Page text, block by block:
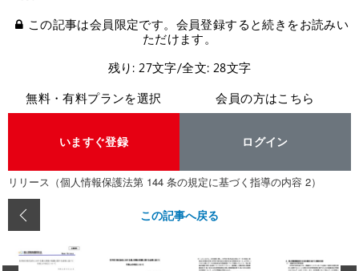
この記事は会員限定です。会員登録すると続きをお読みい
ただけます。
残り: 27文字/全文: 28文字
無料・有料プランを選択
いますぐ登録
会員の方はこちら
ログイン
リリース（個人情報保護法第 144 条の規定に基づく指導の内容 2）
この記事へ戻る